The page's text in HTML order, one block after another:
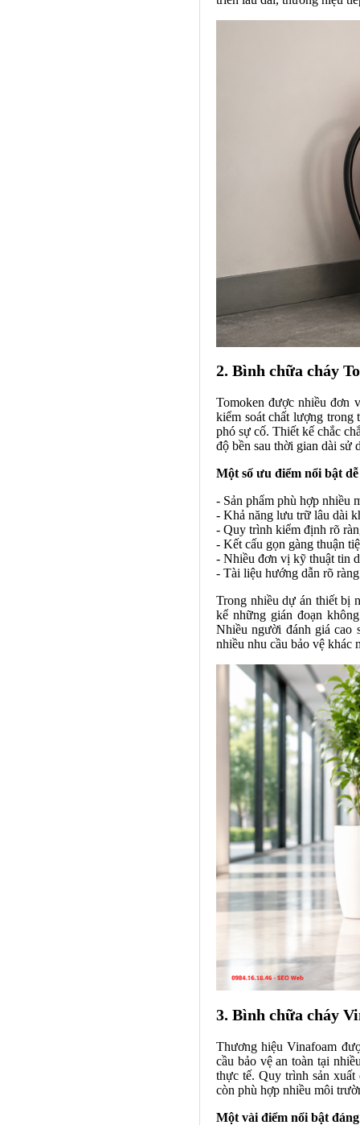
2. Bình chữa cháy
Tomoken được nhiều đơn
kiểm soát chất lượng trong
phó sự cố. Thiết kế chắc
độ bền sau thời gian dài sử
Một số ưu điểm nổi bật
- Sản phẩm phù hợp nhiều
- Khả năng lưu trữ lâu dài
- Quy trình kiểm định rõ
- Kết cấu gọn gàng thuận
- Nhiều đơn vị kỹ thuật tin
- Tài liệu hướng dẫn rõ
Trong nhiều dự án thiết bị
kể những gián đoạn
Nhiều người đánh giá cao
nhiều nhu cầu bảo vệ khác
3. Bình chữa cháy
Thương hiệu Vinafoam
cầu bảo vệ an toàn tại
thực tế. Quy trình sản
còn phù hợp nhiều môi
Một vài điểm nổi bật